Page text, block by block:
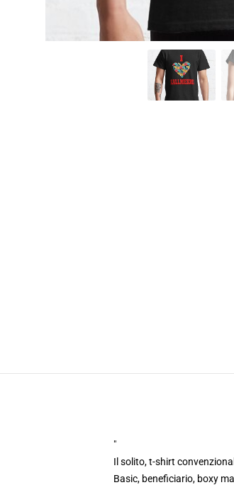
"
Il solito, t-shirt
Basic, beneficiario, boxy